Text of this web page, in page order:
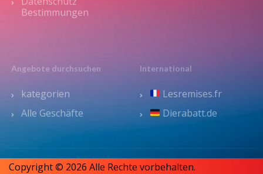
Bestimmungen
Angebote durchsuchen
kategorien
Alle Geschäfte
International
Lesremises.fr
Dierabatt.de
Copyright © 2026 Alle Rechte vorbehalten.